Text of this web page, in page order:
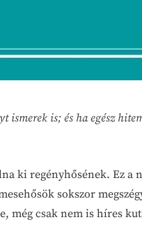
is; és ha egész
ki regényhősének. Ez
sokszor
még csak nem is híres